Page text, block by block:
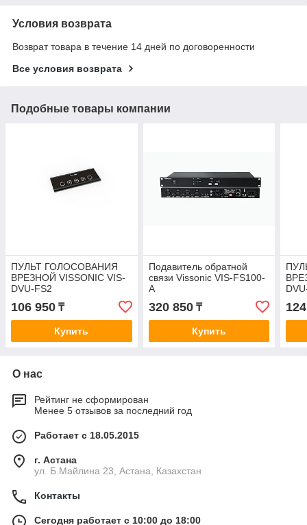
Условия возврата
Возврат товара в течение 14 дней по договоренности
Все условия возврата
Подобные товары компании
ПУЛЬТ ГОЛОСОВАНИЯ
ВРЕЗНОЙ VISSONIC VIS-
DVU-FS2
106 950 ₸
Купить
Подавитель обратной
связи Vissonic VIS-FS100-
A
320 850₸
Купить
О нас
Рейтинг не сформирован
Менее 5 отзывов за последний год
Работает с 18.05.2015
г. Астана
ул. Б.Майлина 23, Астана, Казахстан
Контакты
Сегодня работает с 10:00 до 18:00